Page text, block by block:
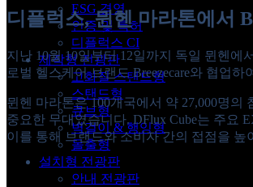
ESG 경영
인증 및 특허
디플럭스 CI
제작형 전광판
고화질 스탠드형
스탠드형
큐브형
벽걸이 & 행잉형
돌출형
설치형 전광판
안내 전광판
디플럭스, 뮌헨 마라톤에서
지난 10월 10일부터 12일까지 독일 뮌헨
로벌 헬스케어 브랜드 Breezecare와 협업
뮌헨 마라톤은 100개국에서 약 27,000명
중요한 무대였습니다. DFlux Cube는 주요
이를 통해 브랜드와 소비자 간의 접점을